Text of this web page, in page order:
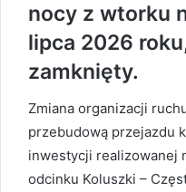
nocy z wtorku
lipca 2026
zamknięty.
Zmiana organizacji
przebudową przejazdu
inwestycji realizowanej
odcinku Koluszki –